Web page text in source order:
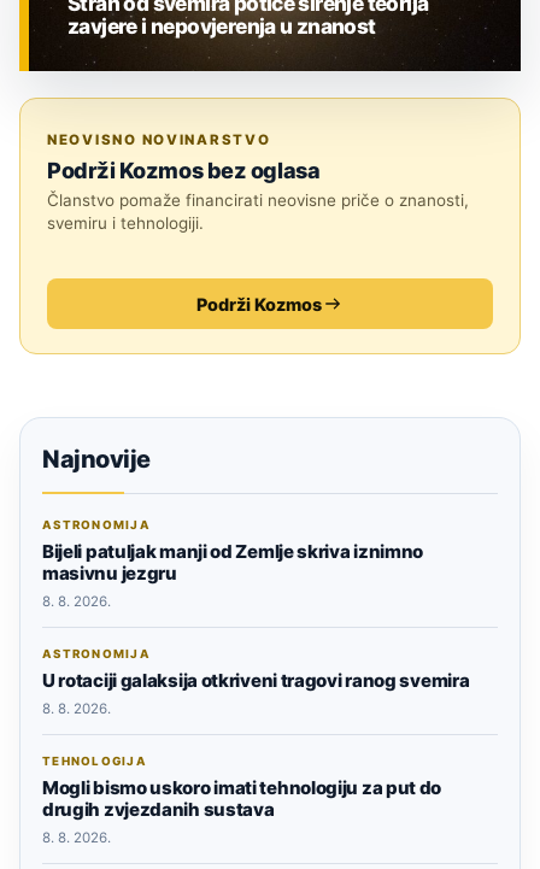
zavjere i nepovjerenja u znanost
NEOVISNO NOVINARSTVO
Podrži Kozmos bez oglasa
Članstvo pomaže financirati neovisne priče o znanosti,
svemiru i tehnologiji.
Podrži Kozmos
Najnovije
ASTRONOMIJA
Bijeli patuljak manji od Zemlje skriva iznimno
masivnu jezgru
8. 8. 2026.
ASTRONOMIJA
U rotaciji galaksija otkriveni tragovi ranog svemira
8. 8. 2026.
TEHNOLOGIJA
Mogli bismo uskoro imati tehnologiju za put do
drugih zvjezdanih sustava
8. 8. 2026.